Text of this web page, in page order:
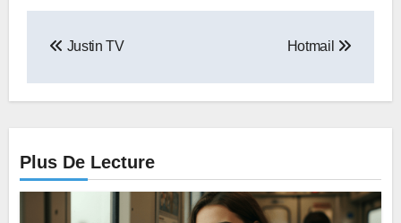
l’article
Justin TV Hotmail
Plus De Lecture